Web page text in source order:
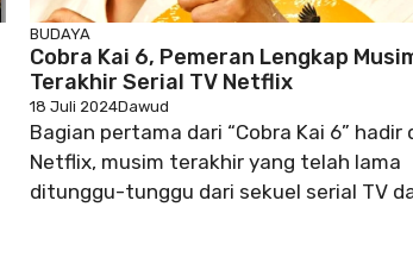
BUDAYA
Cobra Kai 6, Pemeran Lengkap
Terakhir Serial TV Netflix
18 Juli 2024Dawud
Bagian pertama dari “Cobra Kai 6” hadir
Netflix, musim terakhir yang telah lama
ditunggu-tunggu dari sekuel serial TV